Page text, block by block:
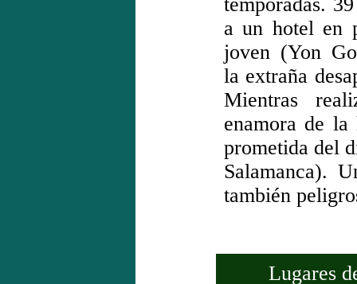
a un hotel en
joven (Yon
la extraña
Mientras
enamora de
prometida del
Salamanca).
también
Lugares de